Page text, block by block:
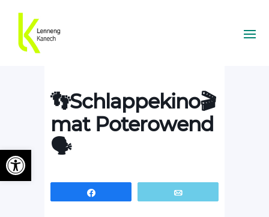
👣Schlappekino🎬
mat Poterowend
🗣️
Ouvrir la barre d’outils